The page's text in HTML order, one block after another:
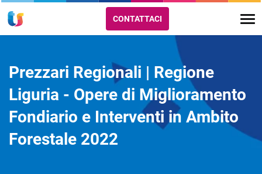
CONTATTACI
Prezzari Regionali | Regione
Liguria - Opere di Miglioramento
Fondiario e Interventi in Ambito
Forestale 2022